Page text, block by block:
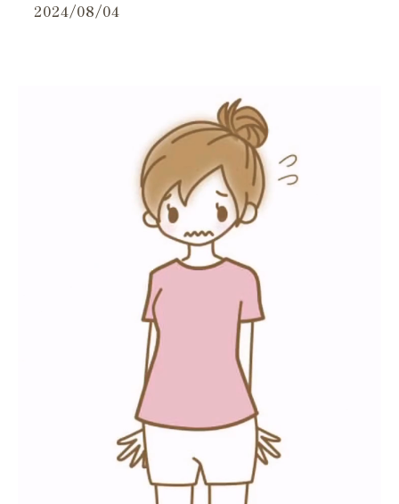
2024/08/04